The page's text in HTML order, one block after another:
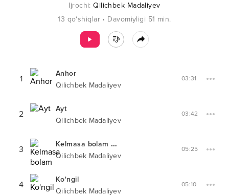
Ijrochi:Qilichbek Madaliyev
13 qo‘shiqlar • Davomiyligi 51 min.
1
Anhor
Qilichbek Madaliyev
03:31
2
Ayt
Qilichbek Madaliyev
03:42
3
Kelmasa bolam
Qilichbek Madaliyev
05:25
4
Ko'ngil
Qilichbek Madaliyev
05:10